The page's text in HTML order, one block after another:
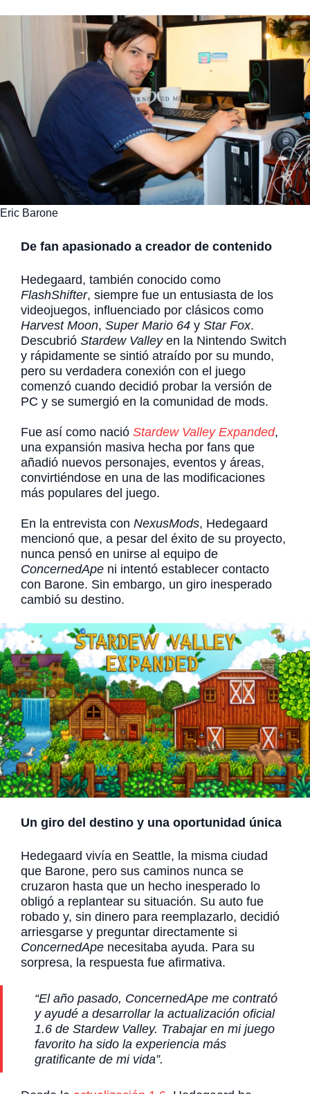
Eric Barone
De fan apasionado a creador de contenido
Hedegaard, también conocido como
FlashShifter, siempre fue un entusiasta de los
videojuegos, influenciado por clásicos como
Harvest Moon, Super Mario 64 y Star Fox.
Descubrió Stardew Valleyen la Nintendo Switch
y rápidamente se sintió atraído por su mundo,
pero su verdadera conexión con el juego
comenzó cuando decidió probar la versión de
PC y se sumergió en la comunidad de mods.
Fue así como nació Stardew Valley Expanded,
una expansión masiva hecha por fans que
añadió nuevos personajes, eventos y áreas,
convirtiéndose en una de las modificaciones
más populares del juego.
En la entrevista con NexusMods, Hedegaard
mencionó que, a pesar del éxito de su proyecto,
nunca pensó en unirse al equipo de
ConcernedApe ni intentó establecer contacto
con Barone. Sin embargo, un giro inesperado
cambió su destino.
Un giro del destino y una oportunidad única
Hedegaard vivía en Seattle, la misma ciudad
que Barone, pero sus caminos nunca se
cruzaron hasta que un hecho inesperado lo
obligó a replantear su situación. Su auto fue
robado y, sin dinero para reemplazarlo, decidió
arriesgarse y preguntar directamente si
ConcernedApe necesitaba ayuda. Para su
sorpresa, la respuesta fue afirmativa.
“El año pasado, ConcernedApe me contrató
y ayudé a desarrollar la actualización oficial
1.6 de Stardew Valley. Trabajar en mi juego
favorito ha sido la experiencia más
gratificante de mi vida”.